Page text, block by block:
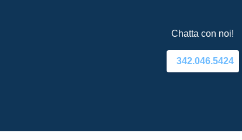
Chatta con noi!
342.046.5424